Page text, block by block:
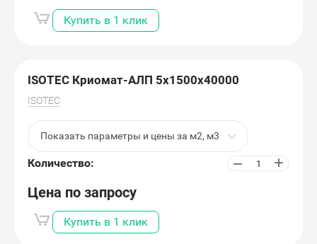
Купить в 1 клик
ISOTEC Криомат-АЛП 5х1500х40000
ISOTEC
Показать параметры и цены за м2, м3
Количество: − +
Цена по запросу
Купить в 1 клик